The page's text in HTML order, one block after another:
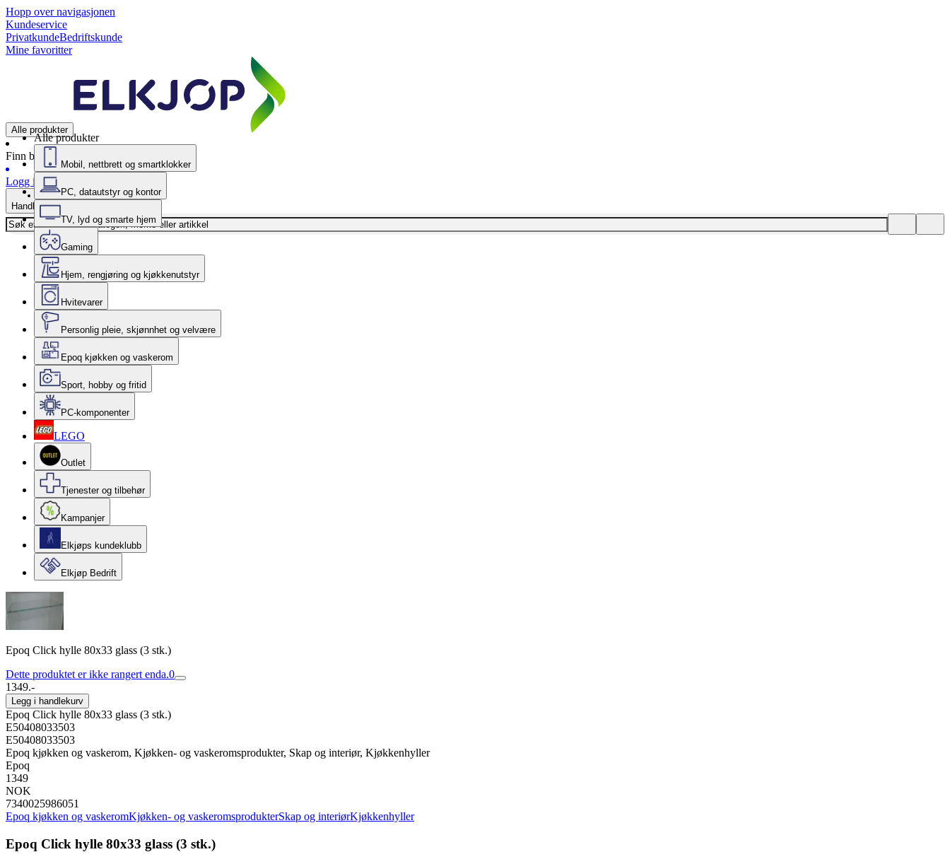
Hopp over navigasjonen
Kundeservice
PrivatkundeBedriftskunde
Mine favoritter
Alle produkter
Finn butikk
Logg inn
Handlekurv
Alle produkter
Mobil, nettbrett og smartklokker
PC, datautstyr og kontor
TV, lyd og smarte hjem
Gaming
Hjem, rengjøring og kjøkkenutstyr
Hvitevarer
Personlig pleie, skjønnhet og velvære
Epoq kjøkken og vaskerom
Sport, hobby og fritid
PC-komponenter
LEGO
Outlet
Tjenester og tilbehør
Kampanjer
Elkjøps kundeklubb
Elkjøp Bedrift
Epoq Click hylle 80x33 glass (3 stk.)
Dette produktet er ikke rangert enda.0
1349.-
Legg i handlekurv
Epoq Click hylle 80x33 glass (3 stk.)
E50408033503
E50408033503
Epoq kjøkken og vaskerom, Kjøkken- og vaskeromsprodukter, Skap og interiør, Kjøkkenhyller
Epoq
1349
NOK
7340025986051
Epoq kjøkken og vaskeromKjøkken- og vaskeromsprodukterSkap og interiørKjøkkenhyller
Epoq Click hylle 80x33 glass (3 stk.)